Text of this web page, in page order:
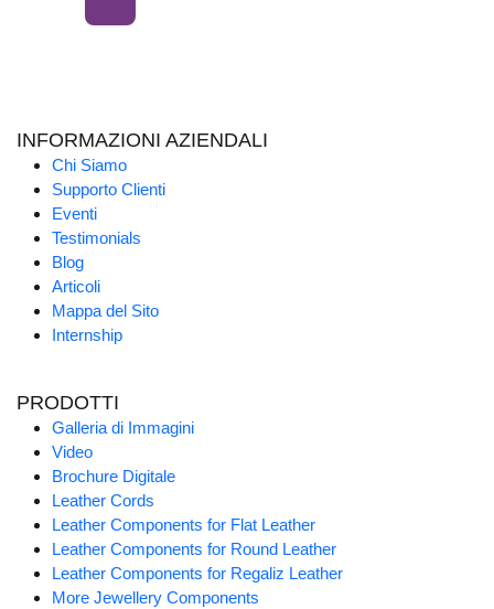
INFORMAZIONI AZIENDALI
Chi Siamo
Supporto Clienti
Eventi
Testimonials
Blog
Articoli
Mappa del Sito
Internship
PRODOTTI
Galleria di Immagini
Video
Brochure Digitale
Leather Cords
Leather Components for Flat Leather
Leather Components for Round Leather
Leather Components for Regaliz Leather
More Jewellery Components